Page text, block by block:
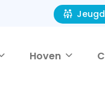
Hoven